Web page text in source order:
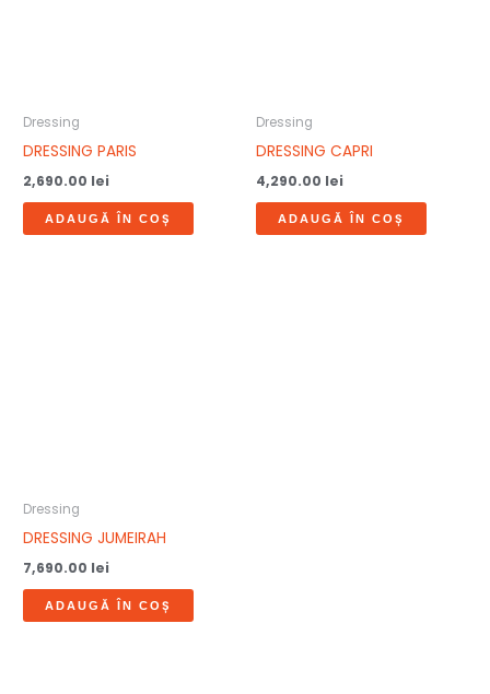
Dressing
DRESSING PARIS
2,690.00 lei
ADAUGĂ ÎN COȘ
Dressing
DRESSING CAPRI
4,290.00 lei
ADAUGĂ ÎN COȘ
Dressing
DRESSING JUMEIRAH
7,690.00 lei
ADAUGĂ ÎN COȘ